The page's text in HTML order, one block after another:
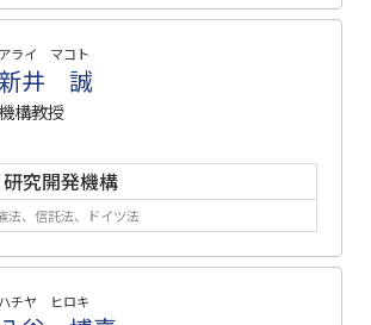
アライ マコト
井 誠
機構教授
究開発機構
法、信託法、ドイツ法
ハチヤ ヒロキ